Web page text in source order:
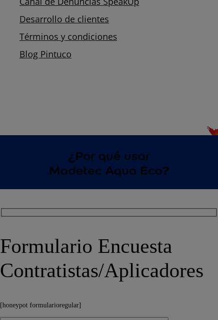
¿Por qué usar
Madetec Aqua Eco?
Desarrollo de clientes
Términos y condiciones
Blog Pintuco
Formulario Encuesta
Contratistas/Aplicadores
[honeypot formularioregular]